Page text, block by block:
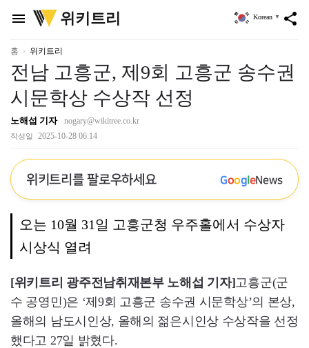
menu
위
키
리
위키트리 share
Korean ▼
홈 위키트리
전남 고흥군, 제9회 고흥군 송수권
시문학상 수상작 선정
노해섭 기자 nogary@wikitree.co.kr
작성일 2025-10-28 06:14
위키트리를 팔로우하세요 GoogleNews
오는 10월 31일 고흥군청 우주홀에서 수상자
시상식 열려
[위키트리 광주전남취재본부 노해섭 기자]고흥군(군
수 공영민)은 ‘제9회 고흥군 송수권 시문학상’의 본상,
올해의 남도시인상, 올해의 젊은시인상 수상작을 선정
했다고 27일 밝혔다.